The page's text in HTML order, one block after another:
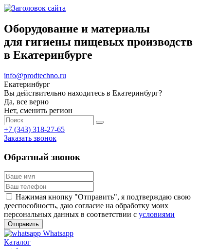
Оборудование и материалы
для гигиены пищевых производств
в Екатеринбурге
info@prodtechno.ru
Екатеринбург
Вы действительно находитесь в Екатеринбург?
Да, все верно
Нет, сменить регион
+7 (343) 318-27-65
Заказать звонок
Обратный звонок
Нажимая кнопку "Отправить", я подтверждаю свою
дееспособность, даю согласие на обработку моих
персональных данных в соответствии с условиями
Whatsapp
Каталог